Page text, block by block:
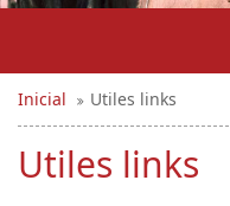
Inicial Utiles links
Utiles links